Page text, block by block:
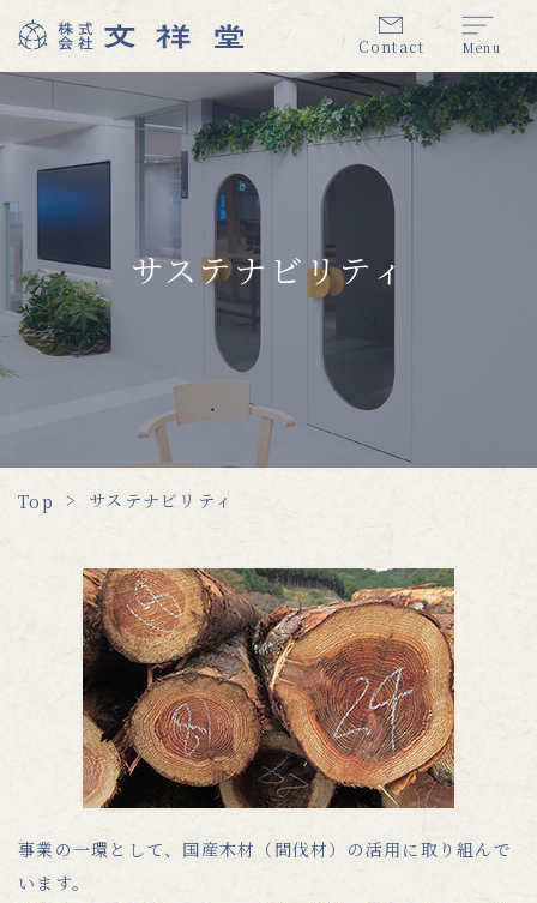
Menu
Contact
サステナビリティ
Top サステナビリティ
事業の一環として、国産木材（間伐材）の活用に取り組んで
います。